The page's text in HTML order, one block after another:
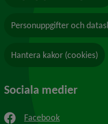
Personuppgifter och
Hantera kakor (cookies)
Sociala medier
Facebook